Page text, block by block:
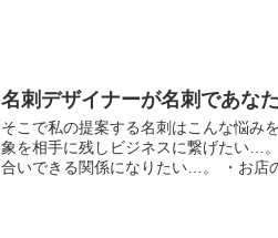
名刺デザイナーが名刺であな
そこで私の提案する名刺はこんな悩み
象を相手に残しビジネスに繋げたい…
合いできる関係になりたい…。 ・お店